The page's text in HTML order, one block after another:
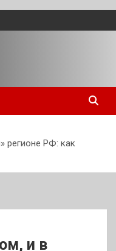
регионе РФ: как
и в